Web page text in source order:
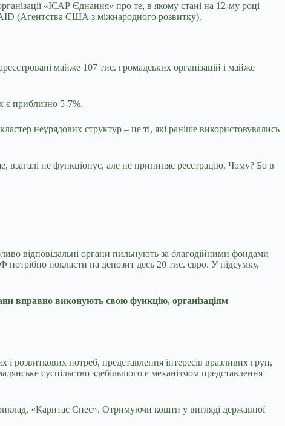
«ІСАР Єднання» про те, в якому стані на 12-му році
(Агентства США з міжнародного розвитку).
майже 107 тис. громадських організацій і майже
є приблизно 5-7%.
неурядових структур – це ті, які раніше використовувались
взагалі не функціонує, але не припиняє реєстрацію. Чому? Бо в
відповідальні органи пильнують за благодійними фондами
покласти на депозит десь 20 тис. євро. У підсумку,
вправно виконують свою функцію, організаціям
розвиткових потреб, представлення інтересів вразливих груп,
суспільство здебільшого є механізмом представлення
«Каритас Спес». Отримуючи кошти у вигляді державної